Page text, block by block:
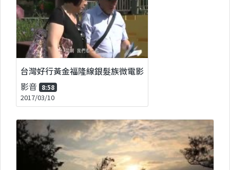
台灣好行黃金福隆線銀髮族微電影
影音 8:58
2017/03/10